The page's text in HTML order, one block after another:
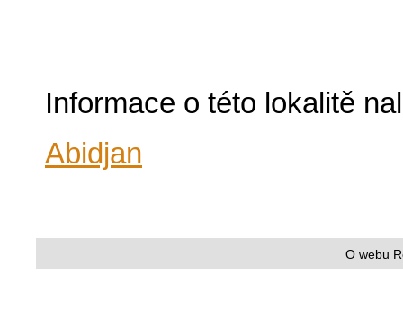
Informace o této lokalitě
Abidjan
O webu